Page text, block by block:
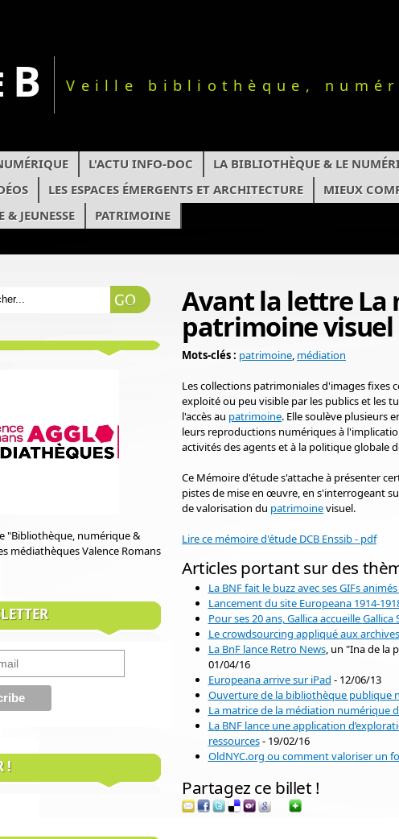
B Veille bibliothèque,
L'ACTU INFO-DOC LA BIBLIOTHÈQUE & LE
LES ESPACES ÉMERGENTS ET ARCHITECTURE
MIEUX
JEUNESSE
PATRIMOINE
Avant la lettre La
patrimoine
Mots-clés : patrimoine, médiation
Les collections patrimoniales d'images
exploité ou peu visible par les publics et les
l'accès au patrimoine. Elle soulève plusieurs
leurs reproductions numériques à
activités des agents et à la politique globale
Ce Mémoire d'étude s'attache à présenter
pistes de mise en œuvre, en s'interrogeant
de valorisation du patrimoinevisuel.
Lire ce mémoire d'étude DCB Enssib - pdf
Articles portant sur des
La BNF fait le buzz avec ses GIFs
Lancement du site Europeana 1914-
Pour ses 20 ans, Gallica accueilleGallica
Le crowdsourcing appliqué aux
La BnF lance Retro News, un "Ina de la
01/04/16
Europeana arrive sur iPad - 12/06/13
Ouverture de la bibliothèque publique
La matrice de la médiation numérique
La BNF lance une application
ressources- 19/02/16
OldNYC.org ou comment valoriser un
Partagez ce billet !
"Bibliothèque, numérique &
médiathèques Valence Romans
!